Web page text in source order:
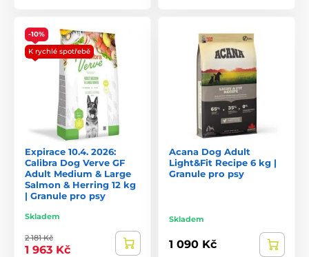
-10%
K rychlé spotřebě
Expirace 10.4. 2026:
Calibra Dog Verve GF
Adult Medium & Large
Salmon & Herring 12 kg
| Granule pro psy
Skladem
2 181 Kč
1 963 Kč
Acana Dog Adult
Light&Fit Recipe 6 kg |
Granule pro psy
Skladem
1 090 Kč